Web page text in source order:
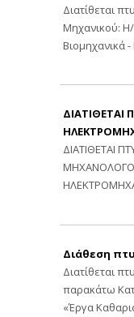
Διατίθεται
Μηχανικού:
Βιομηχανικά -
ΔΙΑΤΙΘΕΤΑΙ
ΔΙΑΤΙΘΕΤΑΙ
Διάθεση
Διατίθεται
παρακάτω
«Έργα